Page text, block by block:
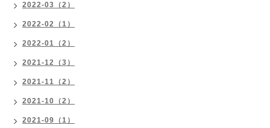
2022-03（2）
2022-02（1）
2022-01（2）
2021-12（3）
2021-11（2）
2021-10（2）
2021-09（1）